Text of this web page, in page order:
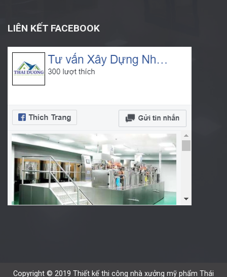
LIÊN KẾT FACEBOOK
Copyright © 2019 Thiết kế thi công nhà xưởng mỹ phẩm Thái